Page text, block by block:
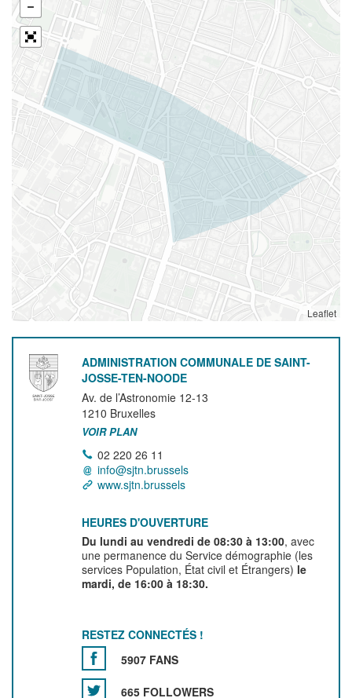
Leaflet
ADMINISTRATION COMMUNALE DE SAINT-
JOSSE-TEN-NOODE
Av. de l’Astronomie 12-13
1210 Bruxelles
VOIR PLAN
02 220 26 11
info@sjtn.brussels
www.sjtn.brussels
HEURES D'OUVERTURE
Du lundi au vendredi de 08:30 à 13:00, avec
une permanence du Service démographie (les
services Population, État civil et Étrangers) le
mardi, de 16:00 à 18:30.
RESTEZ CONNECTÉS !
5907 FANS
665 FOLLOWERS